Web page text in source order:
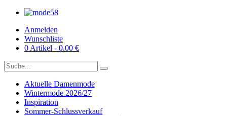
Anmelden
Wunschliste
0 Artikel - 0.00 €
Aktuelle Damenmode
Wintermode 2026/27
Inspiration
Sommer-Schlussverkauf